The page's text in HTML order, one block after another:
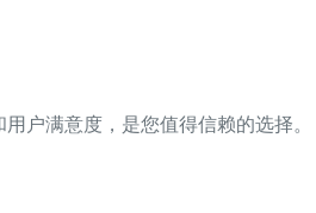
户满意度，是您值得信赖的选择。